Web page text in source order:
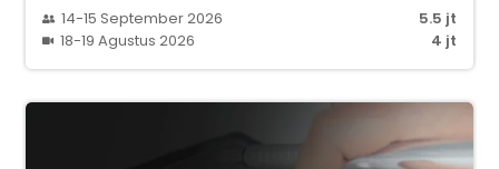
14-15 September 2026
5.5 jt
18-19 Agustus 2026
4 jt